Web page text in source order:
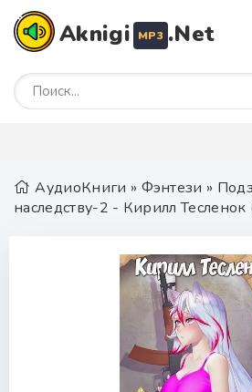
Aknigi MP3 .Net
АудиоКниги » Фэнтези »
наследству-2 - Кирилл Тесленок